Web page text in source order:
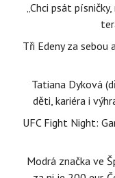
„Chci psát
Tři Edeny za sebou
Tatiana Dyková
děti, kariéra i
UFC Fight Night:
Modrá značka ve